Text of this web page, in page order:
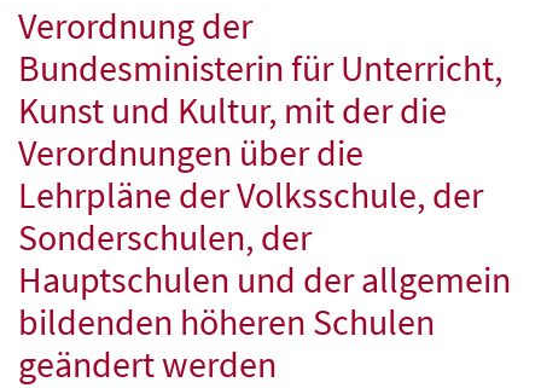
Verordnung der
Bundesministerin für Unterricht,
Kunst und Kultur, mit der die
Verordnungen über die
Lehrpläne der Volksschule, der
Sonderschulen, der
Hauptschulen und der allgemein
bildenden höheren Schulen
geändert werden